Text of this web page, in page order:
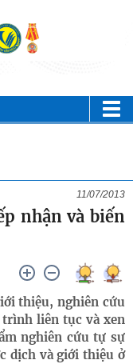
11/07/2013
nhận và biến
thiệu, nghiên cứu
trình liên tục và xen
nghiên cứu tự sự
dịch và giới thiệu ở